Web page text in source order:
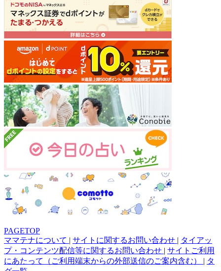
PAGETOP
ママテナについて | サイトに関するお問い合わせ | タイアッ
プ・コンテンツ配信等に関するお問い合わせ | サイトご利用
にあたって（ご利用端末からの外部送信のご案内含む） | タ